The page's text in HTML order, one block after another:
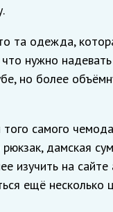
та одежда,
нужно
но более
самого
дамская
изучить на
ещё